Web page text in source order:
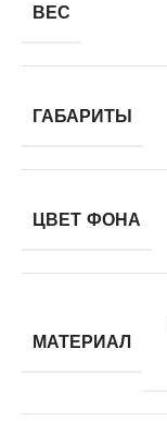
ВЕС
ГАБАРИТЫ
ЦВЕТ ФОНА
МАТЕРИАЛ